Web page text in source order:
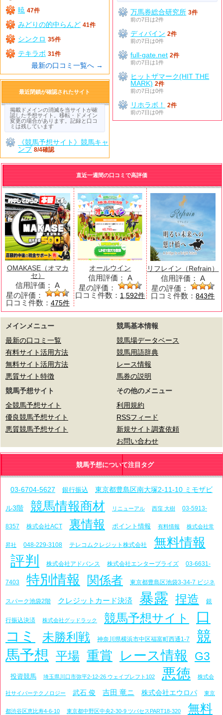
暁 47件
みどりの的中らんど 41件
シンクロ 35件
テキラボ 31件
最新の口コミ一覧へ →
万馬券総合研究所 3件
前の7日は2件
ディバイン 2件
前の7日は0件
full-gate.net 2件
前の7日は1件
ヒットザマーク(HIT THE
MARK) 2件
前の7日は0件
リホラボ！
2件
前の7日は0件
最近閉鎖が確認されたサイト
掲載ドメインの消滅を当サイトが確
認した予想サイト。移転・ドメイン
変更の場合があります。記録と口コ
ミは残しています
《競馬予想サイト》競馬キャ
ンプ 8/4確認
直近一週間の口コミで高評価
OMAKASE（オマカ
セ）
信用評価： A
星の評価：
口コミ件数： 475件
オールウイン
信用評価： A
星の評価：
口コミ件数： 1,592件
リフレイン（Refrain）
信用評価： A
星の評価：
口コミ件数：843件
メインメニュー
最新の口コミ一覧
有料サイト活用方法
無料サイト活用方法
悪質サイト特徴
競馬基本情報
競馬場データベース
競馬用語辞典
レース情報
馬券の説明
競馬予想サイト
全競馬予想サイト
優良競馬予想サイト
悪質競馬予想サイト
その他のメニュー
利用規約
RSSフィード
新規サイト調査依頼
お問い合わせ
競馬予想について注目タグ
03-6704-5627 銀行振込 東京都豊島区南大塚2-11-10 ミモザビ
ル3階 競馬情報商材 リニューアル 西窪 大樹 03-5913-
8357 株式会社ACT 裏情報 ポイント情報 有料情報 株式会社常
昇社 048-229-3108 テレコムクレジット株式会社 無料情報
評判 株式会社アドバンス 株式会社エンタープライズ 03-6631-
7403 特別情報 関係者 東京都豊島区池袋3-34-7 ビジネ
スパーク池袋2階 クレジットカード決済 暴露 捏造 銀
行振込決済 株式会社グッドラック 競馬予想サイト
口
コミ
未勝利戦 神奈川県横浜市中区福富町西通1-7
競
馬予想
平場 重賞 レース情報 G3
投資競馬 埼玉県川口市弥平2-12-26 ウェイブレフト102 悪徳 株式会
社サイバーテクノロジー 武石 俊 吉田 竜ニ 株式会社エウロパ 東京
都渋谷区恵比寿4-6-10 東京都中野区中央2-30-9 ツバセスPART18-320 無料